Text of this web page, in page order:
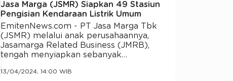
Jasa Marga (JSMR) Siapkan 49 Stasiun
Pengisian Kendaraan Listrik Umum
EmitenNews.com - PT Jasa Marga Tbk
(JSMR) melalui anak perusahaannya,
Jasamarga Related Business (JMRB),
tengah menyiapkan sebanyak…
13/04/2024, 14:00 WIB